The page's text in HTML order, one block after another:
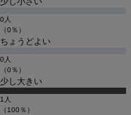
0人
（0％）
ちょうどよい
0人
（0％）
少し大きい
1人
（100％）